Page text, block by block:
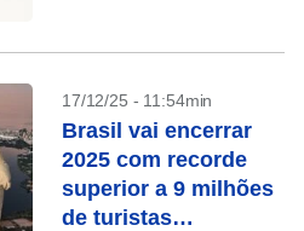
17/12/25 - 11:54min
Brasil vai encerrar
2025 com recorde
superior a 9 milhões
de turistas